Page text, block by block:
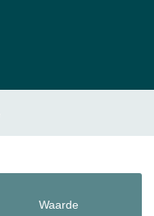
Waarde